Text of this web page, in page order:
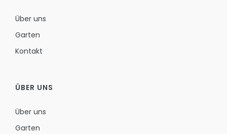
Über uns
Garten
Kontakt
ÜBER UNS
Über uns
Garten